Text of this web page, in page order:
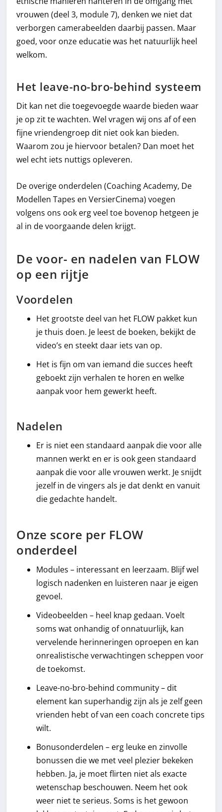
vrouwen (deel 3, module 7), denken we niet dat
verborgen camerabeelden daarbij passen. Maar
goed, voor onze educatie was het natuurlijk heel
welkom.
Het leave-no-bro-behind systeem
Dit kan net die toegevoegde waarde bieden waar
je op zit te wachten. Wel vragen wij ons af of een
fijne vriendengroep dit niet ook kan bieden.
Waarom zou je hiervoor betalen? Dan moet het
wel echt iets nuttigs opleveren.
De overige onderdelen (Coaching Academy, De
Modellen Tapes en VersierCinema) voegen
volgens ons ook erg veel toe bovenop hetgeen je
al in de voorgaande delen krijgt.
De voor- en nadelen van FLOW
op een rijtje
Voordelen
Het grootste deel van het FLOW pakket kun
je thuis doen. Je leest de boeken, bekijkt de
video’s en steekt daar iets van op.
Het is fijn om van iemand die succes heeft
geboekt zijn verhalen te horen en welke
aanpak voor hem gewerkt heeft.
Nadelen
Er is niet een standaard aanpak die voor alle
mannen werkt en er is ook geen standaard
aanpak die voor alle vrouwen werkt. Je snijdt
jezelf in de vingers als je dat denkt en vanuit
die gedachte handelt.
Onze score per FLOW
onderdeel
Modules – interessant en leerzaam. Blijf wel
logisch nadenken en luisteren naar je eigen
gevoel.
Videobeelden – heel knap gedaan. Voelt
soms wat onhandig of onnatuurlijk, kan
vervelende herinneringen oproepen en kan
onrealistische verwachtingen scheppen voor
de toekomst.
Leave-no-bro-behind community – dit
element kan superhandig zijn als je zelf geen
vrienden hebt of van een coach concrete tips
wilt.
Bonusonderdelen – erg leuke en zinvolle
bonussen die we met veel plezier bekeken
hebben. Ja, je moet flirten niet als exacte
wetenschap beschouwen. Neem het ook
weer niet te serieus. Soms is het gewoon